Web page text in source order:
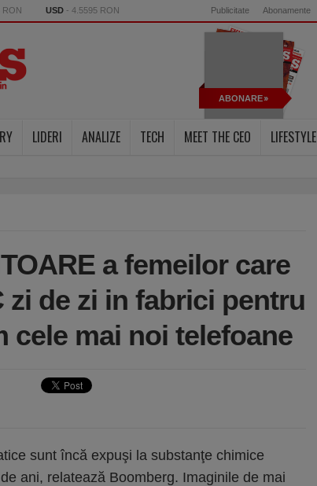
RON USD - 4.5595 RON Publicitate Abonamente
ABONARE
LIDERI ANALIZE TECH MEET THE CEO LIFESTYLE
a femeilor care
zi de zi in fabrici pentru
cele mai noi telefoane
sunt încă expuşi la substanţe chimice
ani, relatează Boomberg. Imaginile de mai